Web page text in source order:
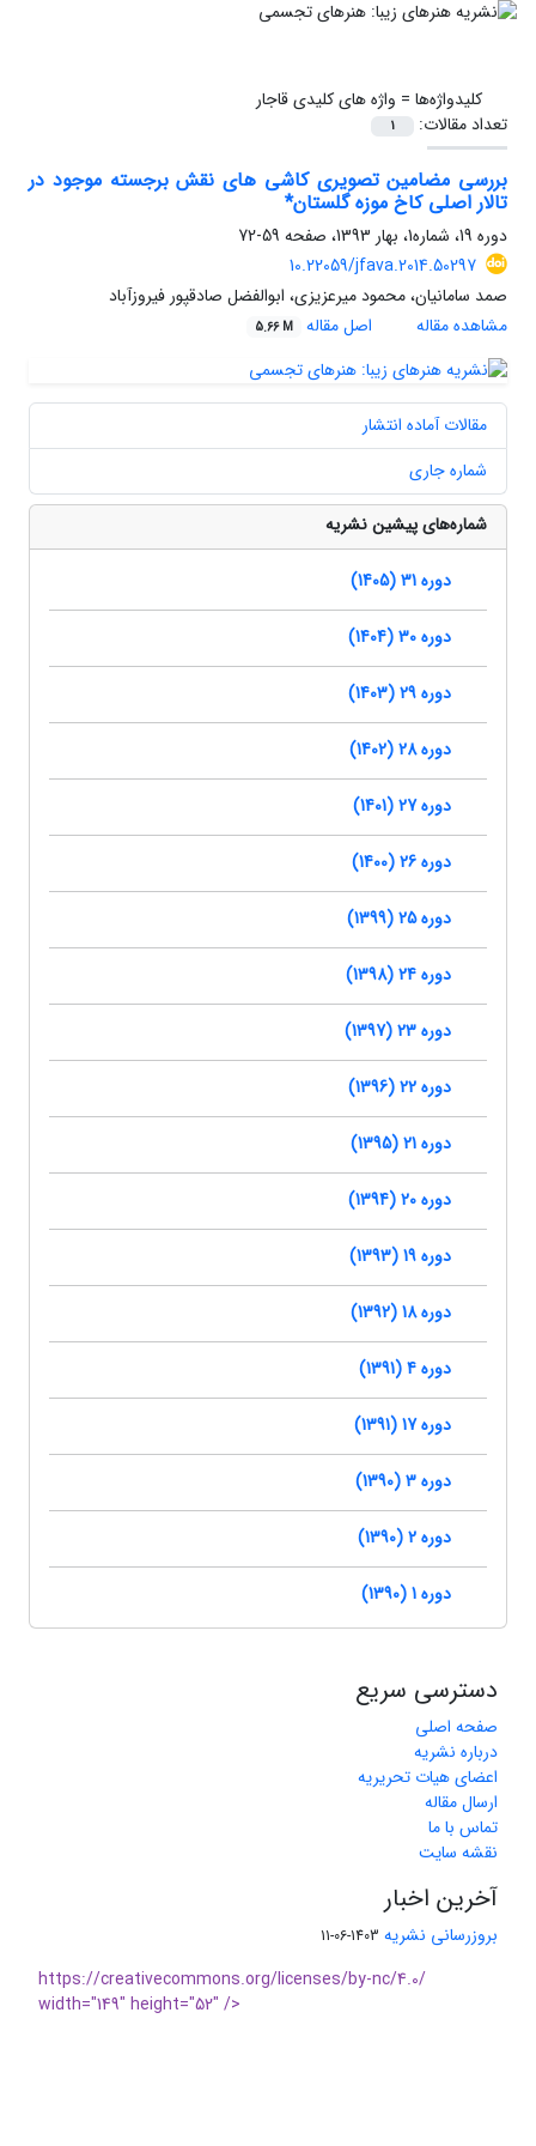
کلیدواژه‌ها = واژه های کلیدی قاجار
تعداد مقالات:
1
بررسی مضامین تصویری کاشی های نقش برجسته موجود در
تالار اصلی کاخ موزه گلستان*
دوره 19، شماره1، بهار 1393، صفحه
59-72
10.22059/jfava.2014.50297
صمد سامانیان، محمود میرعزیزی، ابوالفضل صادقپور فیروزآباد
مشاهده مقاله
اصل مقاله 5.66 M
مقالات آماده انتشار
شماره جاری
شماره‌های پیشین نشریه
دوره 31 (1405)
دوره 30 (1404)
دوره 29 (1403)
دوره 28 (1402)
دوره 27 (1401)
دوره 26 (1400)
دوره 25 (1399)
دوره 24 (1398)
دوره 23 (1397)
دوره 22 (1396)
دوره 21 (1395)
دوره 20 (1394)
دوره 19 (1393)
دوره 18 (1392)
دوره 4 (1391)
دوره 17 (1391)
دوره 3 (1390)
دوره 2 (1390)
دوره 1 (1390)
دسترسی سریع
صفحه اصلی
درباره نشریه
اعضای هیات تحریریه
ارسال مقاله
تماس با ما
نقشه سایت
آخرین اخبار
بروزرسانی نشریه 1403-06-11
https://creativecommons.org/licenses/by-nc/4.0/
width="149" height="52" />